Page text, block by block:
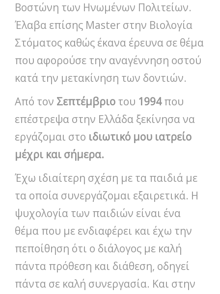
Βοστώνη των Ηνωμένων Πολιτείων.
Έλαβα επίσης Master στην Βιολογία
Στόματος καθώς έκανα έρευνα σε θέμα
που αφορούσε την αναγέννηση οστού
κατά την μετακίνηση των δοντιών.
Από τον Σεπτέμβριο του 1994που
επέστρεψα στην Ελλάδα ξεκίνησα να
εργάζομαι στο ιδιωτικό μου ιατρείο
μέχρι και σήμερα.
Έχω ιδιαίτερη σχέση με τα παιδιά με
τα οποία συνεργάζομαι εξαιρετικά. Η
ψυχολογία των παιδιών είναι ένα
θέμα που με ενδιαφέρει και έχω την
πεποίθηση ότι ο διάλογος με καλή
πάντα πρόθεση και διάθεση, οδηγεί
πάντα σε καλή συνεργασία. Και στην